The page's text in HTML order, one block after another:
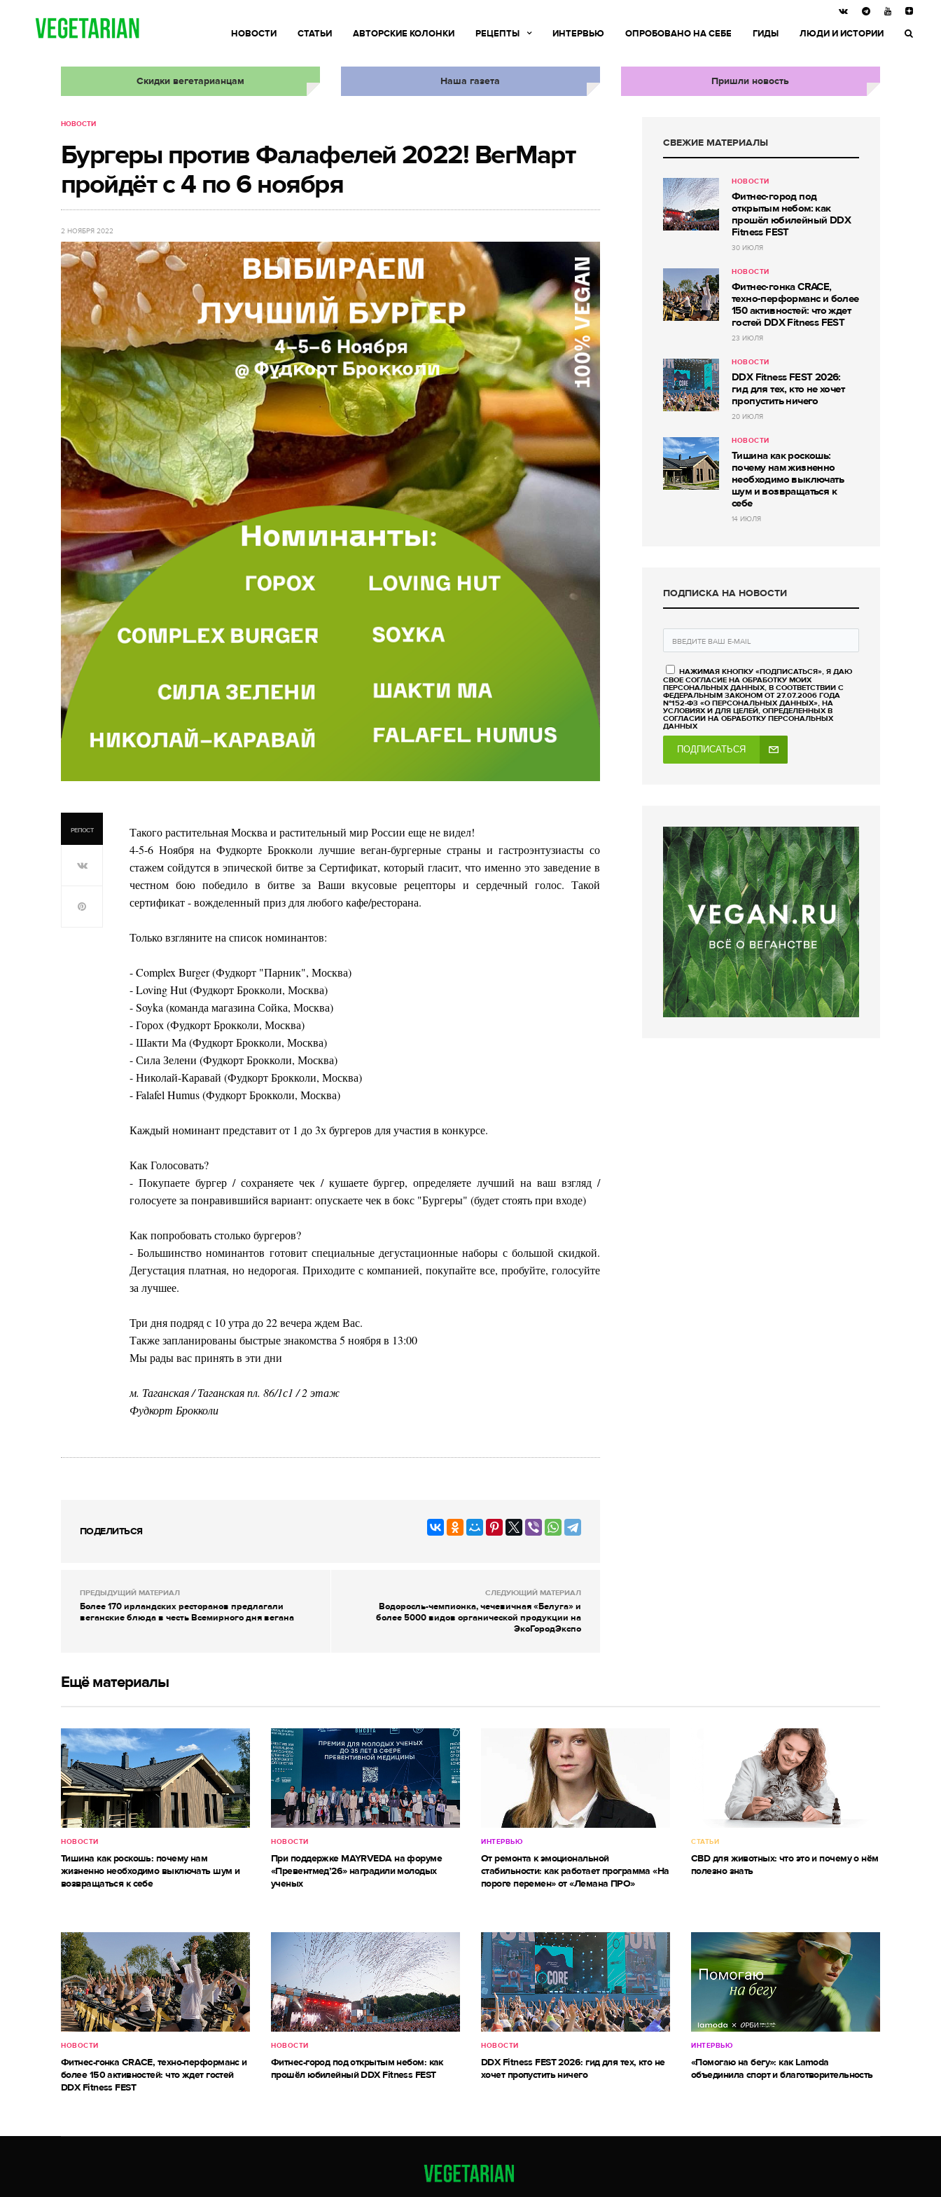
НОВОСТИ СТАТЬИ АВТОРСКИЕ КОЛОНКИ РЕЦЕПТЫ ИНТЕРВЬЮ ОПРОБОВАНО НА СЕБЕ ГИДЫ ЛЮДИ И ИСТОРИИ
Скидки вегетарианцам Наша газета Пришли новость
НОВОСТИ
Бургеры против Фалафелей 2022! ВегМарт
пройдёт с 4 по 6 ноября
2 НОЯБРЯ 2022
РЕПОСТ
Такого растительная Москва и растительный мир России еще не видел!
4-5-6 Ноября на Фудкорте Брокколи лучшие веган-бургерные страны и гастроэнтузиасты со
стажем сойдутся в эпической битве за Сертификат, который гласит, что именно это заведение в
честном бою победило в битве за Ваши вкусовые рецепторы и сердечный голос. Такой
сертификат - вожделенный приз для любого кафе/ресторана.
Только взгляните на список номинантов:
- Complex Burger (Фудкорт "Парник", Москва)
- Loving Hut (Фудкорт Брокколи, Москва)
- Soyka (команда магазина Сойка, Москва)
- Горох (Фудкорт Брокколи, Москва)
- Шакти Ма (Фудкорт Брокколи, Москва)
- Сила Зелени (Фудкорт Брокколи, Москва)
- Николай-Каравай (Фудкорт Брокколи, Москва)
- Falafel Humus (Фудкорт Брокколи, Москва)
Каждый номинант представит от 1 до 3х бургеров для участия в конкурсе.
Как Голосовать?
- Покупаете бургер / сохраняете чек / кушаете бургер, определяете лучший на ваш взгляд /
голосуете за понравившийся вариант: опускаете чек в бокс "Бургеры" (будет стоять при входе)
Как попробовать столько бургеров?
- Большинство номинантов готовит специальные дегустационные наборы с большой скидкой.
Дегустация платная, но недорогая. Приходите с компанией, покупайте все, пробуйте, голосуйте
за лучшее.
Три дня подряд с 10 утра до 22 вечера ждем Вас.
Также запланированы быстрые знакомства 5 ноября в 13:00
Мы рады вас принять в эти дни
м. Таганская / Таганская пл. 86/1с1 / 2 этаж
Фудкорт Брокколи
ПОДЕЛИТЬСЯ
ПРЕДЫДУЩИЙ МАТЕРИАЛ
Более 170 ирландских ресторанов предлагали
веганские блюда в честь Всемирного дня вегана
СЛЕДУЮЩИЙ МАТЕРИАЛ
Водоросль-чемпионка, чечевичная «Белуга» и
более 5000 видов органической продукции на
ЭкоГородЭкспо
СВЕЖИЕ МАТЕРИАЛЫ
НОВОСТИ
Фитнес-город под
открытым небом: как
прошёл юбилейный DDX
Fitness FEST
30 ИЮЛЯ
НОВОСТИ
Фитнес-гонка CRACE,
техно-перформанс и более
150 активностей: что ждет
гостей DDX Fitness FEST
23 ИЮЛЯ
НОВОСТИ
DDX Fitness FEST 2026:
гид для тех, кто не хочет
пропустить ничего
20 ИЮЛЯ
НОВОСТИ
Тишина как роскошь:
почему нам жизненно
необходимо выключать
шум и возвращаться к
себе
14 ИЮЛЯ
ПОДПИСКА НА НОВОСТИ
НАЖИМАЯ КНОПКУ «ПОДПИСАТЬСЯ», Я ДАЮ
СВОЕ СОГЛАСИЕ НА ОБРАБОТКУ МОИХ
ПЕРСОНАЛЬНЫХ ДАННЫХ, В СООТВЕТСТВИИ С
ФЕДЕРАЛЬНЫМ ЗАКОНОМ ОТ 27.07.2006 ГОДА
№152-ФЗ «О ПЕРСОНАЛЬНЫХ ДАННЫХ», НА
УСЛОВИЯХ И ДЛЯ ЦЕЛЕЙ, ОПРЕДЕЛЕННЫХ В
СОГЛАСИИ НА ОБРАБОТКУ ПЕРСОНАЛЬНЫХ
ДАННЫХ
ПОДПИСАТЬСЯ
Ещё материалы
НОВОСТИ
Тишина как роскошь: почему нам
жизненно необходимо выключать шум и
возвращаться к себе
НОВОСТИ
При поддержке MAYRVEDA на форуме
«Превентмед’26» наградили молодых
ученых
ИНТЕРВЬЮ
От ремонта к эмоциональной
стабильности: как работает программа «На
пороге перемен» от «Лемана ПРО»
СТАТЬИ
CBD для животных: что это и почему о нём
полезно знать
НОВОСТИ
Фитнес-гонка CRACE, техно-перформанс и
более 150 активностей: что ждет гостей
DDX Fitness FEST
НОВОСТИ
Фитнес-город под открытым небом: как
прошёл юбилейный DDX Fitness FEST
НОВОСТИ
DDX Fitness FEST 2026: гид для тех, кто не
хочет пропустить ничего
ИНТЕРВЬЮ
«Помогаю на бегу»: как Lamoda
объединила спорт и благотворительность